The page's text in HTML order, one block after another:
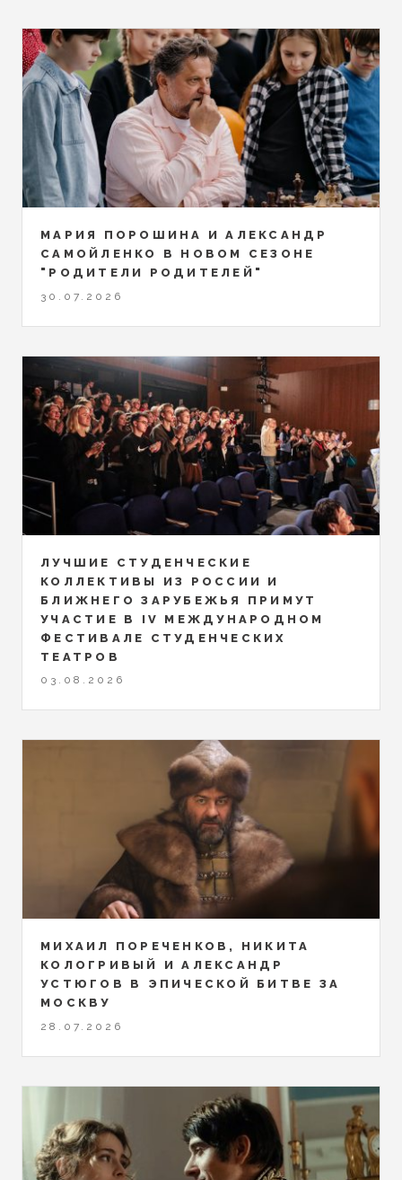
МАРИЯ ПОРОШИНА И АЛЕКСАНДР
САМОЙЛЕНКО В НОВОМ СЕЗОНЕ
"РОДИТЕЛИ РОДИТЕЛЕЙ"
30.07.2026
ЛУЧШИЕ СТУДЕНЧЕСКИЕ
КОЛЛЕКТИВЫ ИЗ РОССИИ И
БЛИЖНЕГО ЗАРУБЕЖЬЯ ПРИМУТ
УЧАСТИЕ В IV МЕЖДУНАРОДНОМ
ФЕСТИВАЛЕ СТУДЕНЧЕСКИХ
ТЕАТРОВ
03.08.2026
МИХАИЛ ПОРЕЧЕНКОВ, НИКИТА
КОЛОГРИВЫЙ И АЛЕКСАНДР
УСТЮГОВ В ЭПИЧЕСКОЙ БИТВЕ ЗА
МОСКВУ
28.07.2026